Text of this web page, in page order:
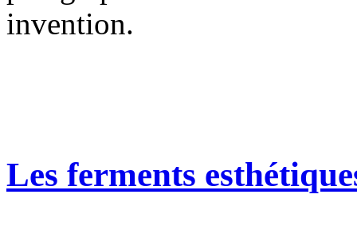
invention.
Les ferments